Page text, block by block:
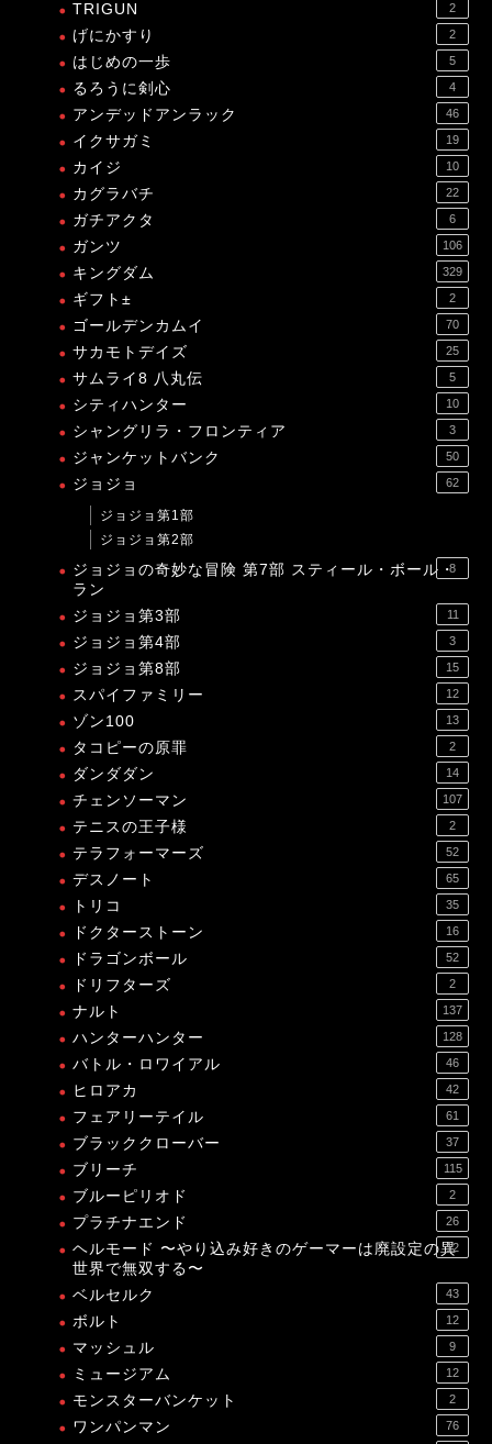
TRIGUN 2
げにかすり 2
はじめの一歩 5
るろうに剣心 4
アンデッドアンラック 46
イクサガミ 19
カイジ 10
カグラバチ 22
ガチアクタ 6
ガンツ 106
キングダム 329
ギフト± 2
ゴールデンカムイ 70
サカモトデイズ 25
サムライ8 八丸伝 5
シティハンター 10
シャングリラ・フロンティア 3
ジャンケットバンク 50
ジョジョ 62
ジョジョ第1部
ジョジョ第2部
ジョジョの奇妙な冒険 第7部 スティール・ボール・
ラン
8
ジョジョ第3部 11
ジョジョ第4部 3
ジョジョ第8部 15
スパイファミリー 12
ゾン100 13
タコピーの原罪 2
ダンダダン 14
チェンソーマン 107
テニスの王子様 2
テラフォーマーズ 52
デスノート 65
トリコ 35
ドクターストーン 16
ドラゴンボール 52
ドリフターズ 2
ナルト 137
ハンターハンター 128
バトル・ロワイアル 46
ヒロアカ 42
フェアリーテイル 61
ブラッククローバー 37
ブリーチ 115
ブルーピリオド 2
プラチナエンド 26
ヘルモード 〜やり込み好きのゲーマーは廃設定の異
世界で無双する〜
12
ベルセルク 43
ボルト 12
マッシュル 9
ミュージアム 12
モンスターバンケット 2
ワンパンマン 76